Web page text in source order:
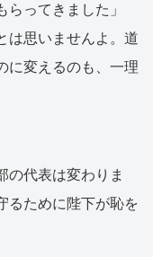
ってきました」
は思いませんよ。道
に変えるのも、一理
の代表は変わりま
るために陛下が恥を